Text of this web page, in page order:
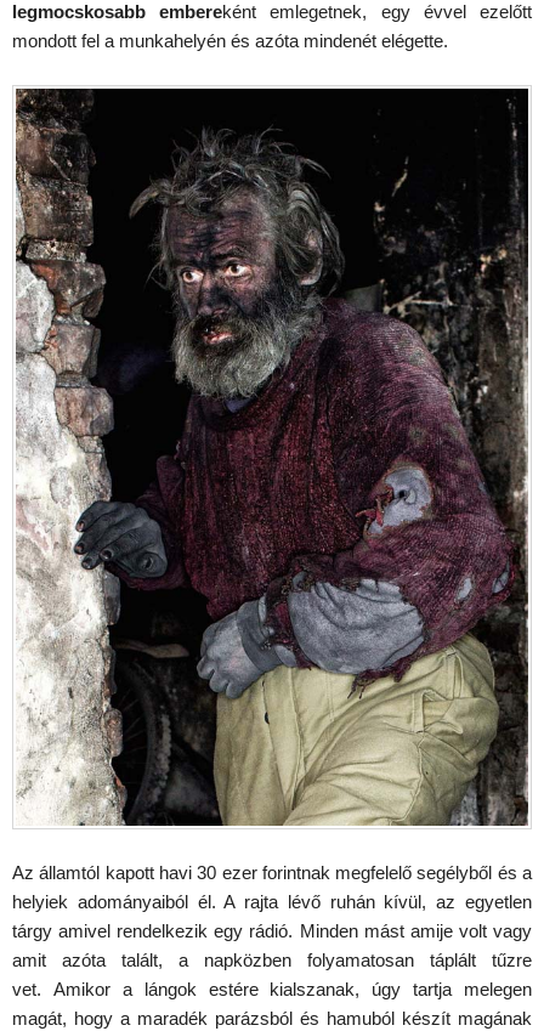
legmocskosabb embereként emlegetnek, egy évvel ezelőtt
mondott fel a munkahelyén és azóta mindenét elégette.
Az államtól kapott havi 30 ezer forintnak megfelelő segélyből és a
helyiek adományaiból él. A rajta lévő ruhán kívül, az egyetlen
tárgy amivel rendelkezik egy rádió. Minden mást amije volt vagy
amit azóta talált, a napközben folyamatosan táplált tűzre
vet. Amikor a lángok estére kialszanak, úgy tartja melegen
magát, hogy a maradék parázsból és hamuból készít magának